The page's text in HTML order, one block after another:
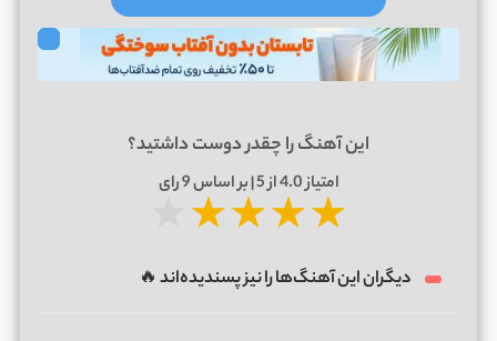
این آهنگ را چقدر دوست داشتید؟
امتیاز4.0از 5 | بر اساس 9رای
★★★★
دیگران این آهنگ‌ها را نیز پسندیده‌اند 🔥